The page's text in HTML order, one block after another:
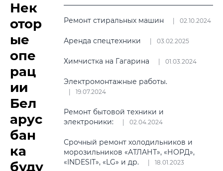
Нек
отор
ые
опе
рац
ии
Бел
арус
бан
ка
буду
Ремонт стиральных машин 02.10.2024
Аренда спецтехники 03.02.2025
Химчистка на Гагарина 01.03.2024
Электромонтажные работы.
19.07.2024
Ремонт бытовой техники и
электроники:
02.04.2024
Срочный ремонт холодильников и
морозильников «АТЛАНТ», «НОРД»,
«INDESIT», «LG» и др.
18.01.2023